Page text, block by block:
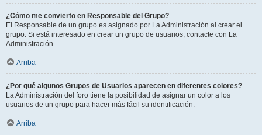
¿Cómo me convierto en Responsable del Grupo?
El Responsable de un grupo es asignado por La Administración al crear el
grupo. Si está interesado en crear un grupo de usuarios, contacte con La
Administración.
Arriba
¿Por qué algunos Grupos de Usuarios aparecen en diferentes colores?
La Administración del foro tiene la posibilidad de asignar un color a los
usuarios de un grupo para hacer más fácil su identificación.
Arriba